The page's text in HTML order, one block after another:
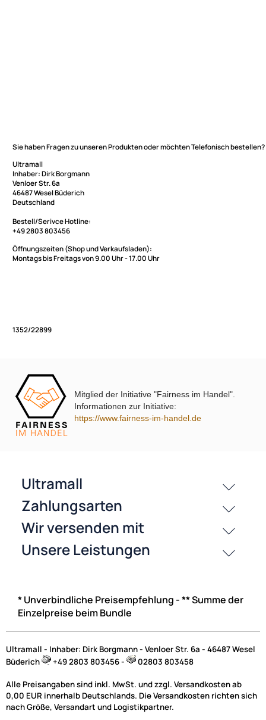
Sie haben Fragen zu unseren Produkten oder möchten Telefonisch
Inhaber: Dirk Borgmann
Venloer Str. 6a
46487 Wesel Büderich
Deutschland
1352/22899
Mitglied der Initiative "Fairness im Handel".
Informationen zur Initiative:
https://www.fairness-im-handel.de
Ultramall
Zahlungsarten
Wir versenden mit
* Unverbindliche Preisempfehlung - ** Summe der
Einzelpreise beim Bundle
Ultramall - Inhaber: Dirk Borgmann - Venloer Str. 6a - 46487 Wesel
Büderich
+49 2803 803456 - 02803 803458
Alle Preisangaben sind inkl. MwSt. und zzgl. Versandkosten ab
0,00 EUR innerhalb Deutschlands. Die Versandkosten richten sich
nach Größe, Versandart und Logistikpartner.